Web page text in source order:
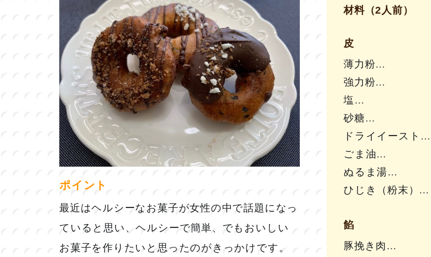
ポイント
最近はヘルシーなお菓子が女性の中で話題になっ
ていると思い、ヘルシーで簡単、でもおいしい
お菓子を作りたいと思ったのがきっかけです。
材料（2人前）
皮
薄力粉
強力粉
塩
砂糖
ドライイースト
ごま油
ぬるま湯
ひじき（粉末）
餡
豚挽き肉